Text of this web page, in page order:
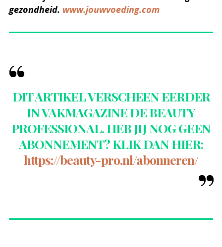
gezondheid. www.jouwvoeding.com
DIT ARTIKEL VERSCHEEN EERDER
IN VAKMAGAZINE DE BEAUTY
PROFESSIONAL. HEB JIJ NOG GEEN
ABONNEMENT? KLIK DAN HIER:
https://beauty-pro.nl/abonneren/